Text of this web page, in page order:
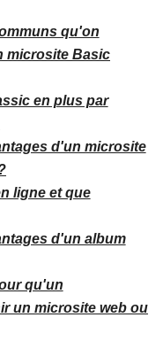
qu'on
microsite Basic
en plus par
d'un microsite
ligne et que
d'un album
qu'un
un microsite web ou